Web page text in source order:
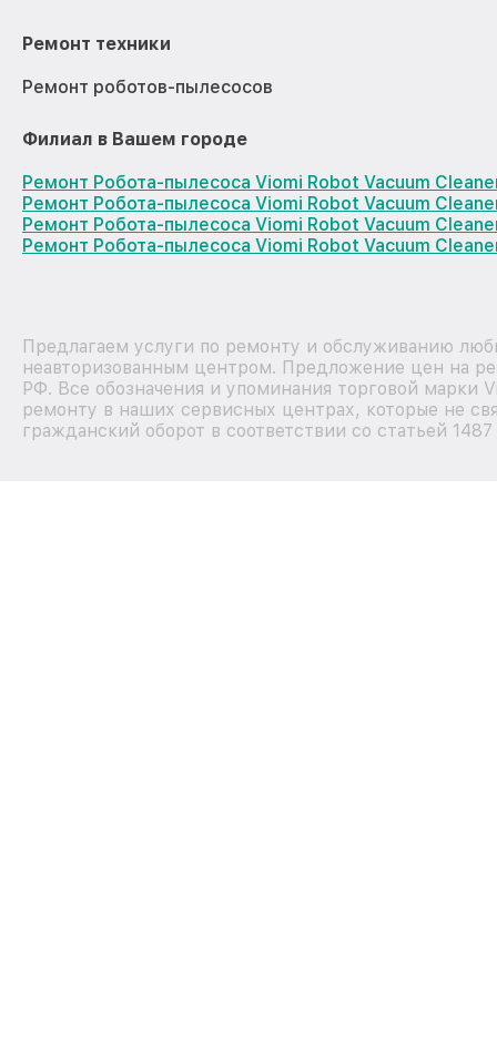
Ремонт техники
Ремонт роботов-пылесосов
Филиал в Вашем городе
Ремонт Робота-пылесоса Viomi Robot Vacuum
Ремонт Робота-пылесоса Viomi Robot Vacuum
Ремонт Робота-пылесоса Viomi Robot Vacuum
Ремонт Робота-пылесоса Viomi Robot Vacuum
Предлагаем услуги по ремонту и обслуживанию
неавторизованным центром. Предложение цен на
РФ. Все обозначения и упоминания торговой марки
ремонту в наших сервисных центрах, которые не
гражданский оборот в соответствии со статьей